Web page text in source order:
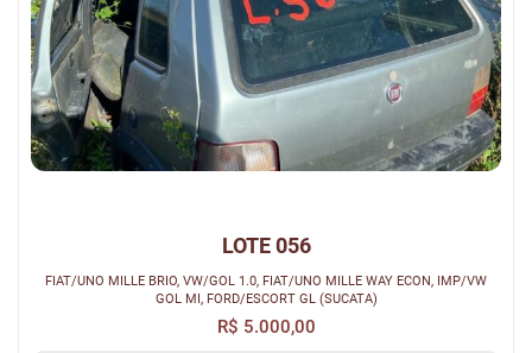
LOTE 056
FIAT/UNO MILLE BRIO, VW/GOL 1.0, FIAT/UNO MILLE WAY ECON, IMP/VW
GOL MI, FORD/ESCORT GL (SUCATA)
R$ 5.000,00